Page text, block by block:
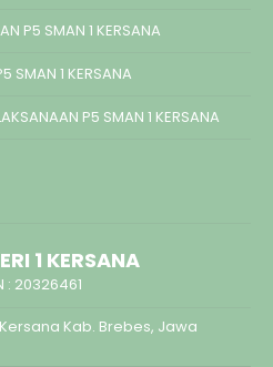
P5 SMAN 1 KERSANA
SMAN 1 KERSANA
P5 SMAN 1 KERSANA
1 KERSANA
: 20326461
Kab. Brebes, Jawa